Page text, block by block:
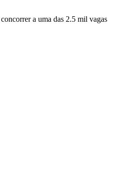
a uma das 2.5 mil vagas